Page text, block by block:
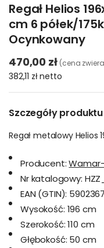
Regał Helios
cm 6 półek/
Ocynkowany
470,00 zł (cena
382,11 złnetto
Szczegóły produktu
Regał metalowy Helios
Producent:
Nr katalogowy:
EAN (GTIN):
Wysokość: 196 cm
Szerokość: 110 cm
Głębokość: 50 cm